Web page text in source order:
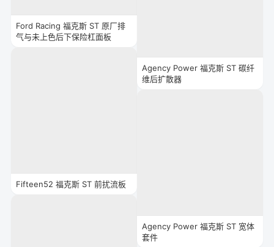
Ford Racing 福克斯 ST 原厂排
气与未上色后下保险杠面板
Fifteen52 福克斯 ST 前扰流板
Agency Power 福克斯 ST 碳纤
维后扩散器
Agency Power 福克斯 ST 宽体
套件